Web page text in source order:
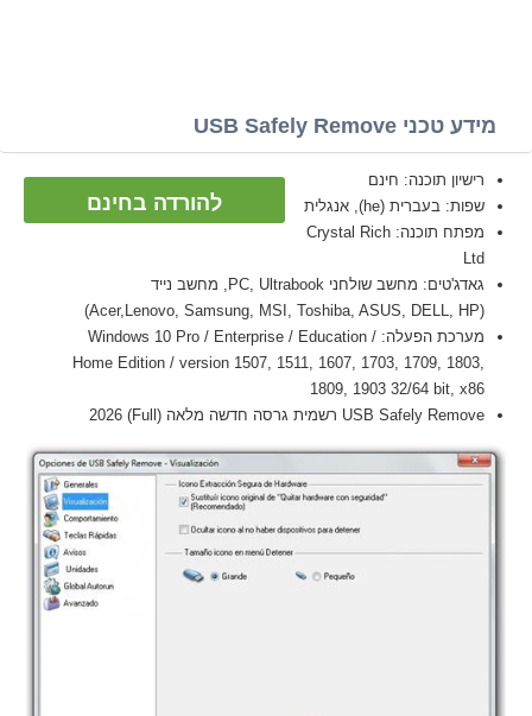
מידע טכני USB Safely Remove
להורדה בחינם
רישיון תוכנה: חינם
שפות: בעברית (he), אנגלית
מפתח תוכנה: Crystal Rich
Ltd
גאדג'טים: מחשב שולחני PC, Ultrabook, מחשב נייד
מערכת הפעלה: Windows 10 Pro / Enterprise / Education /
Home Edition / version 1507, 1511, 1607, 1703, 1709, 1803,
1809, 1903 32/64 bit, x86
USB Safely Remove רשמית גרסה חדשה מלאה (Full) 2026